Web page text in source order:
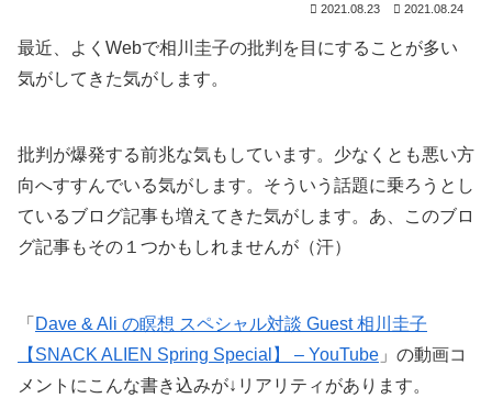
2021.08.23 2021.08.24
最近、よくWebで相川圭子の批判を目にすることが多い
気がしてきた気がします。
批判が爆発する前兆な気もしています。少なくとも悪い方
向へすすんでいる気がします。そういう話題に乗ろうとし
ているブログ記事も増えてきた気がします。あ、このブロ
グ記事もその１つかもしれませんが（汗）
「 Dave & Ali の瞑想 スペシャル対談 Guest 相川圭子
【SNACK ALIEN Spring Special】 – YouTube 」の動画コ
メントにこんな書き込みが↓リアリティがあります。